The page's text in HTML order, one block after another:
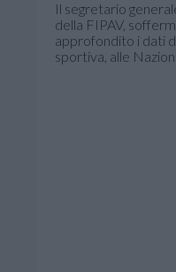
Il segretario
della FIPAV,
approfondito i dati
sportiva, alle